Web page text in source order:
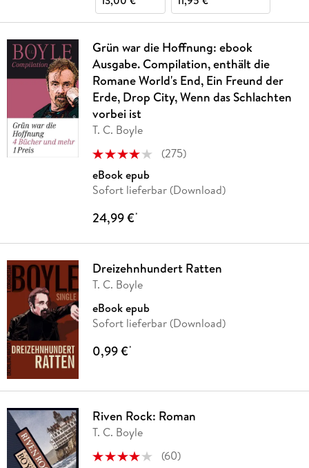
Grün war die Hoffnung: ebook
Ausgabe. Compilation, enthält die
Romane World's End, Ein Freund der
Erde, Drop City, Wenn das Schlachten
vorbei ist
T. C. Boyle
(275)
eBook epub
Sofort lieferbar (Download)
24,99 €*
Dreizehnhundert Ratten
T. C. Boyle
eBook epub
Sofort lieferbar (Download)
0,99 €*
Riven Rock: Roman
T. C. Boyle
(60)